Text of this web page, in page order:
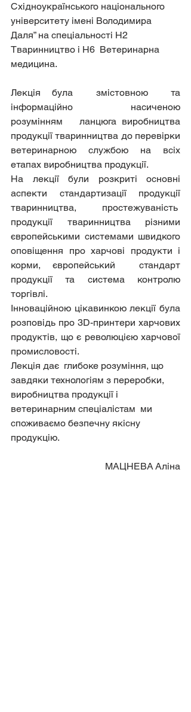
Східноукраїнського національного
університету імені Володимира
Даля” на спеціальності Н2
Тваринництво і Н6  Ветеринарна
медицина.
Лекція була  змістовною  та
інформаційно насиченою
розумінням
ланцюга виробництва
продукції тваринництва до перевірки
ветеринарною службою на всіх
етапах виробництва продукції.
На лекції були розкриті основні
аспекти стандартизації продукції
тваринництва, простежуваність
продукції тваринництва різними
європейськими системами швидкого
оповіщення про харчові продукти і
корми, європейський  стандарт
продукції та система контролю
торгівлі.
Інноваційною цікавинкою лекції була
розповідь про 3D-принтери харчових
продуктів, що є революцією харчової
промисловості.
Лекція дає  глибоке розуміння, що
завдяки технологіям з переробки,
виробництва продукції і
ветеринарним спеціалістам  ми
споживаємо безпечну якісну
продукцію.
МАЦНЕВА Аліна